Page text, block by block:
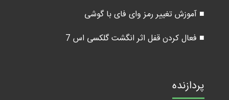
■ آموزش تغییر رمز وای فای با گوشی
■ فعال کردن قفل اثر انگشت گلکسی اس 7
پردازنده